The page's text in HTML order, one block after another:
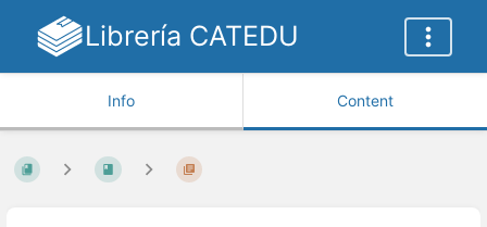
Librería CATEDU
Info Content